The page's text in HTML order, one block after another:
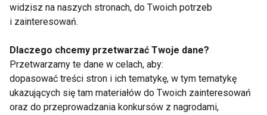
KRĘGOSŁUP SCHORZENIA KRĘGOSŁUPA
NORDIC WALKING
ĆWICZENIA NA KRĘGOSŁUP
widzisz na naszych stronach, do Twoich potrzeb
i zainteresowań.
Dlaczego chcemy przetwarzać Twoje dane?
Przetwarzamy te dane w celach, aby:
dopasować treści stron i ich tematykę, w tym tematykę
ukazujących się tam materiałów do Twoich zainteresowań
oraz do przeprowadzania konkursów z nagrodami,